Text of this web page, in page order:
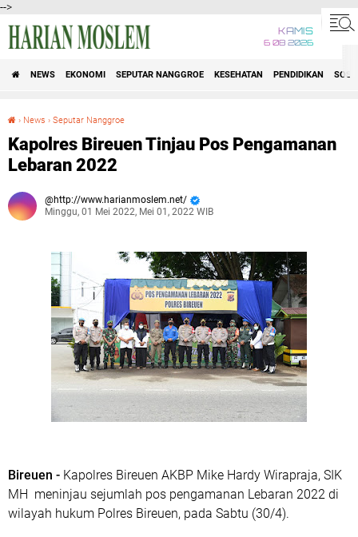
-->
KAMIS
6 08 2026
NEWS EKONOMI SEPUTAR NANGGROE KESEHATAN PENDIDIKAN
› News › Seputar Nanggroe
Kapolres Bireuen Tinjau Pos Pengamanan
Lebaran 2022
http://www.harianmoslem.net/
Minggu, 01 Mei 2022, Mei 01, 2022 WIB
Bireuen - Kapolres Bireuen AKBP Mike Hardy Wirapraja, SIK
MH meninjau sejumlah pos pengamanan Lebaran 2022 di
wilayah hukum Polres Bireuen, pada Sabtu (30/4).